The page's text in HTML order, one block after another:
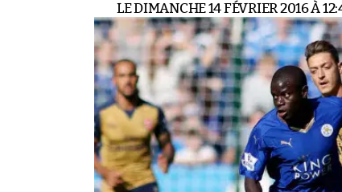
LE DIMANCHE 14 FÉVRIER 2016 À